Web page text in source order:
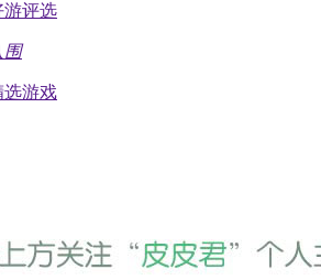
游评选
围
选游戏